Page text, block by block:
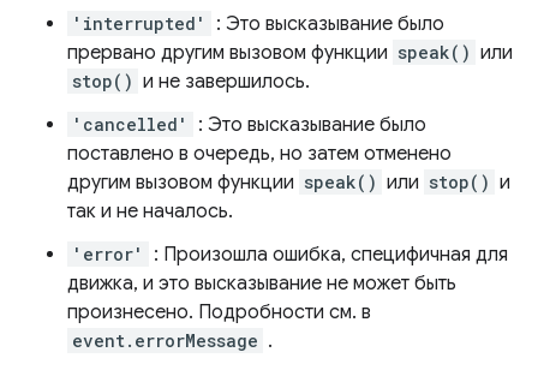
'interrupted'
: Это высказывание было
прервано другим вызовом функции speak() или
stop() и не завершилось.
'cancelled'
: Это высказывание было
поставлено в очередь, но затем отменено
другим вызовом функции speak() или stop() и
так и не началось.
'error'
: Произошла ошибка, специфичная для
движка, и это высказывание не может быть
произнесено. Подробности см. в
event.errorMessage .